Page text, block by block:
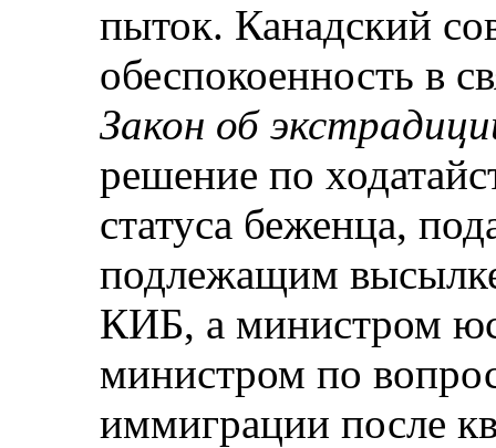
пыток. Канадский
обеспокоенность в
Закон об
решение по
статуса беженца,
подлежащим
КИБ, а министром
министром по
иммиграции после